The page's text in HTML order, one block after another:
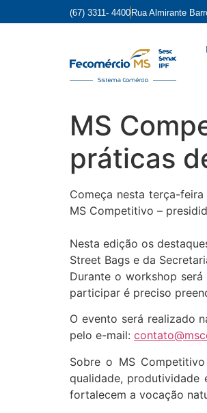
(67) 3311- 4400 Rua Almirante
MS
práticas
Começa nesta terça-
MS Competitivo –
Nesta edição os
Street Bags e da
Durante o workshop
participar é preciso
O evento será realizado
pelo e-mail:
Sobre o MS
qualidade,
fortalecem a vocação